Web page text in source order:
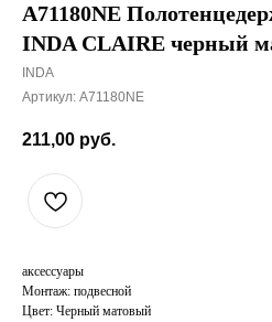
A71180NE
INDA CLAIRE черный
INDA
Артикул: A71180NE
211,00 руб.
аксессуары
Монтаж: подвесной
Цвет: Черный матовый